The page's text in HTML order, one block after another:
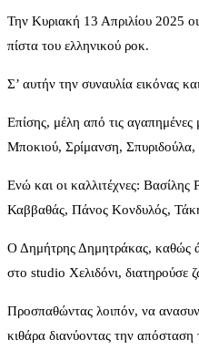
Την Κυριακή 13 Απριλίου 2025
πίστα του ελληνικού ροκ.
Σ’ αυτήν την συναυλία εικόνας
Επίσης, μέλη από τις
Μποκιού, Σρίμανση,
Ενώ και οι καλλιτέχνες:
Καββαθάς, Πάνος Κονδυλός,
Ο Δημήτρης Δημητράκας, καθώς
στο studio Χελιδόνι, διατηρούσε
Προσπαθώντας λοιπόν, να
κιθάρα διανύοντας την